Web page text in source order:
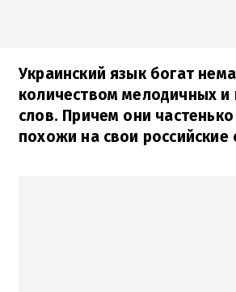
Украинский язык богат
количеством мелодичных и
слов. Причем они
похожи на свои российские